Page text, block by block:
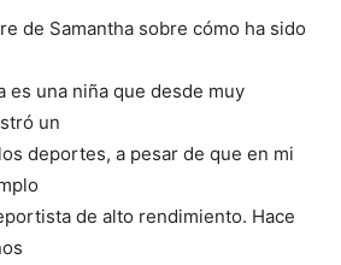
de Samantha sobre cómo ha sido
es una niña que desde muy
un
deportes, a pesar de que en mi
de alto rendimiento. Hace